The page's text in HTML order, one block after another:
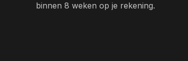
binnen 8 weken op je rekening.